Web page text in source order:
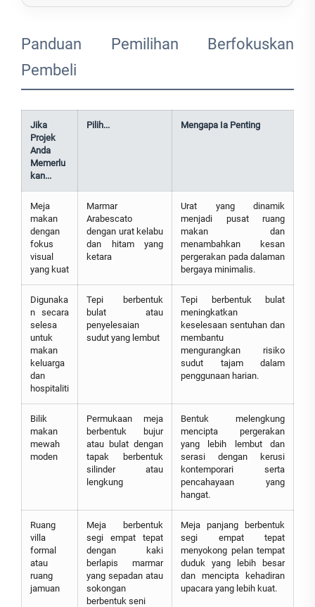
Panduan Pemilihan Berfokuskan
Pembeli
Jika
Projek
Anda
Memerlu
kan...
Pilih... Mengapa Ia Penting
Meja
makan
dengan
fokus
visual
yang kuat
Marmar
Arabescato
dengan urat kelabu
dan hitam yang
ketara
Urat yang dinamik
menjadi pusat ruang
makan dan
menambahkan kesan
pergerakan pada dalaman
bergaya minimalis.
Digunaka
n secara
selesa
untuk
makan
keluarga
dan
hospitaliti
Tepi berbentuk
bulat atau
penyelesaian
sudut yang lembut
Tepi berbentuk bulat
meningkatkan
keselesaan sentuhan dan
membantu
mengurangkan risiko
sudut tajam dalam
penggunaan harian.
Bilik
makan
mewah
moden
Permukaan meja
berbentuk bujur
atau bulat dengan
tapak berbentuk
silinder atau
lengkung
Bentuk melengkung
mencipta pergerakan
yang lebih lembut dan
serasi dengan kerusi
kontemporari serta
pencahayaan yang
hangat.
Ruang
villa
formal
atau
ruang
jamuan
Meja berbentuk
segi empat tepat
dengan kaki
berlapis marmar
yang sepadan atau
sokongan
berbentuk seni
Meja panjang berbentuk
segi empat tepat
menyokong pelan tempat
duduk yang lebih besar
dan mencipta kehadiran
upacara yang lebih kuat.